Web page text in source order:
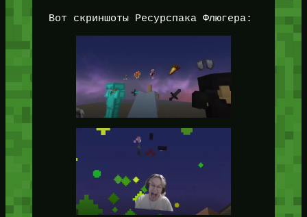
Вот скриншоты Ресурспака Флюгера: